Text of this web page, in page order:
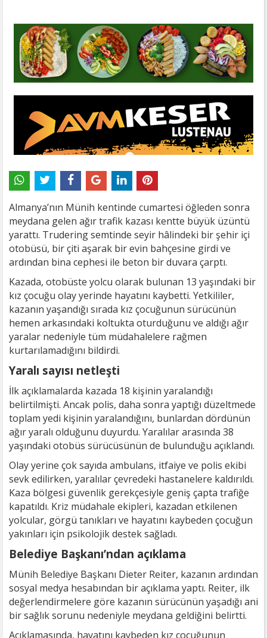
Almanya’nın Münih kentinde cumartesi öğleden sonra
meydana gelen ağır trafik kazası kentte büyük üzüntü
yarattı. Trudering semtinde seyir hâlindeki bir şehir içi
otobüsü, bir çiti aşarak bir evin bahçesine girdi ve
ardından bina cephesi ile beton bir duvara çarptı.
Kazada, otobüste yolcu olarak bulunan 13 yaşındaki bir
kız çocuğu olay yerinde hayatını kaybetti. Yetkililer,
kazanın yaşandığı sırada kız çocuğunun sürücünün
hemen arkasındaki koltukta oturduğunu ve aldığı ağır
yaralar nedeniyle tüm müdahalelere rağmen
kurtarılamadığını bildirdi.
Yaralı sayısı netleşti
İlk açıklamalarda kazada 18 kişinin yaralandığı
belirtilmişti. Ancak polis, daha sonra yaptığı düzeltmede
toplam yedi kişinin yaralandığını, bunlardan dördünün
ağır yaralı olduğunu duyurdu. Yaralılar arasında 38
yaşındaki otobüs sürücüsünün de bulunduğu açıklandı.
Olay yerine çok sayıda ambulans, itfaiye ve polis ekibi
sevk edilirken, yaralılar çevredeki hastanelere kaldırıldı.
Kaza bölgesi güvenlik gerekçesiyle geniş çapta trafiğe
kapatıldı. Kriz müdahale ekipleri, kazadan etkilenen
yolcular, görgü tanıkları ve hayatını kaybeden çocuğun
yakınları için psikolojik destek sağladı.
Belediye Başkanı’ndan açıklama
Münih Belediye Başkanı Dieter Reiter, kazanın ardından
sosyal medya hesabından bir açıklama yaptı. Reiter, ilk
değerlendirmelere göre kazanın sürücünün yaşadığı ani
bir sağlık sorunu nedeniyle meydana geldiğini belirtti.
Açıklamasında, hayatını kaybeden kız çocuğunun